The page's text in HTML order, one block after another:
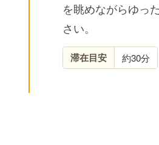
を眺めながらゆっ
さい。
滞在目安 約30分